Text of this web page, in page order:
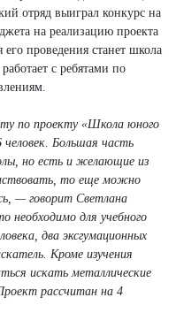
отряд выиграл конкурс на
на реализацию проекта
проведения станет школа
с ребятами по
по проекту «Школа юного
человек. Большая часть
но есть и желающие из
то еще можно
— говорит Светлана
для учебного
два эксгумационных
Кроме изучения
искать металлические
рассчитан на 4